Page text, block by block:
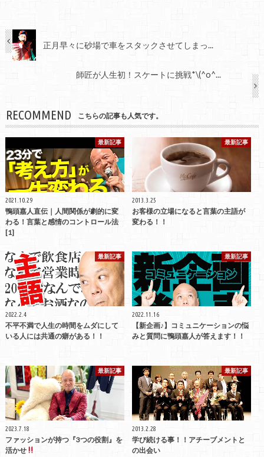
正月早々に砂場で車をスタックさせてしまっ...
師匠が人生初！スケートに挑戦*\(^o^...
RECOMMEND こちらの記事も人気です。
最新記事
2021.10.29
鴨頭嘉人直伝｜人間関係が劇的に変
わる！言葉と感情のコントロール法
[1]
最新記事
2013.3.25
お客様の立場になると言葉の主語が
変わる！！
最新記事
2022.2.4
不平不満で人生の時間をムダにして
いる人には共通の癖がある！！
最新記事
2022.11.16
【新企画♪】コミュニケーションの悩
みと質問に鴨頭嘉人が答えます！！
最新記事
2023.7.18
ファッションが持つ『3つの役割』を
活かせ
最新記事
2013.2.28
学び続ける事！！アチーブメントと
の出会い